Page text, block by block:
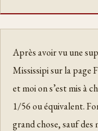
Après avoir vu une
Mississipi sur la page
et moi on s’est mis à
1/56 ou équivalent.
grand chose, sauf des